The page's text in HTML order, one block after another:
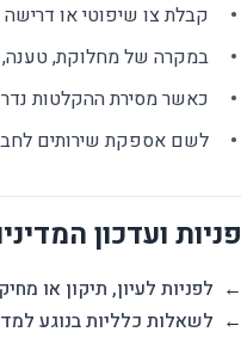
קבלת צו שיפוטי או
במקרה של מחלוקת,
כאשר מסירת ההקלטות
לשם אספקת שירותים לחברה
פניות ועדכון
← לפניות לעיון, תיקון או
← לשאלות כלליות בנוגע